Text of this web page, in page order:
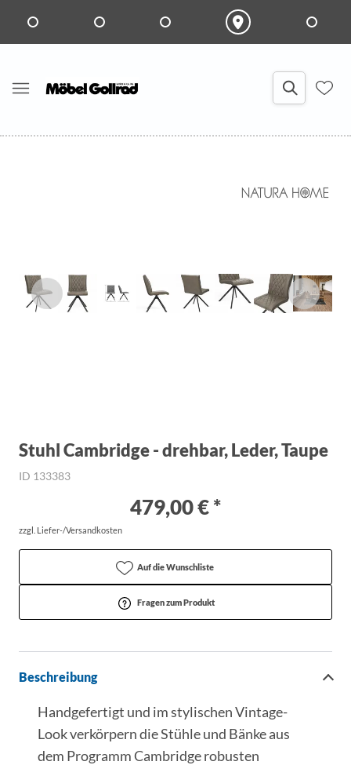
Stuhl Cambridge - drehbar, Leder, Taupe
ID 133383
479,00 € *
zzgl. Liefer-/Versandkosten
Auf die Wunschliste
Fragen zum Produkt
Beschreibung
Handgefertigt und im stylischen Vintage-
Look verkörpern die Stühle und Bänke aus
dem Programm Cambridge robusten